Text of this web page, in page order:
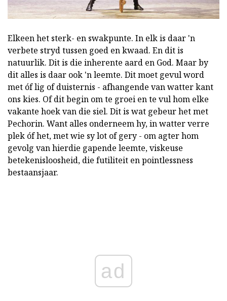
Elkeen het sterk- en swakpunte. In elk is daar 'n
verbete stryd tussen goed en kwaad. En dit is
natuurlik. Dit is die inherente aard en God. Maar by
dit alles is daar ook 'n leemte. Dit moet gevul word
met óf lig of duisternis - afhangende van watter kant
ons kies. Of dit begin om te groei en te vul hom elke
vakante hoek van die siel. Dit is wat gebeur het met
Pechorin. Want alles onderneem hy, in watter verre
plek óf het, met wie sy lot of gery - om agter hom
gevolg van hierdie gapende leemte, viskeuse
betekenisloosheid, die futiliteit en pointlessness
bestaansjaar.
ad